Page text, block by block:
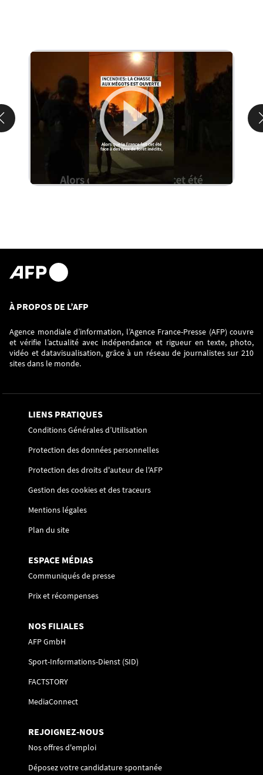
À PROPOS DE L’AFP
Agence mondiale d’information, l’Agence France-Presse (AFP) couvre
et vérifie l’actualité avec indépendance et rigueur en texte, photo,
vidéo et datavisualisation, grâce à un réseau de journalistes sur 210
sites dans le monde.
LIENS PRATIQUES
Conditions Générales d’Utilisation
Protection des données personnelles
Protection des droits d'auteur de l'AFP
Gestion des cookies et des traceurs
Mentions légales
Plan du site
ESPACE MÉDIAS
Communiqués de presse
Prix et récompenses
NOS FILIALES
AFP GmbH
Sport-Informations-Dienst (SID)
FACTSTORY
MediaConnect
REJOIGNEZ-NOUS
Nos offres d'emploi
Déposez votre candidature spontanée